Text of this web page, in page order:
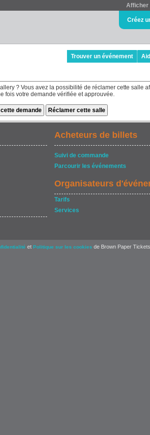
Afficher
Créez
Trouver un événement
? Vous avez la possibilité de réclamer cette salle
fois votre demande vérifiée et approuvée.
Acheteurs de billets
Suivi de commande
Parcourir les événements
Organisateurs
Tarifs
Services
et Politique sur les cookies de Brown Paper